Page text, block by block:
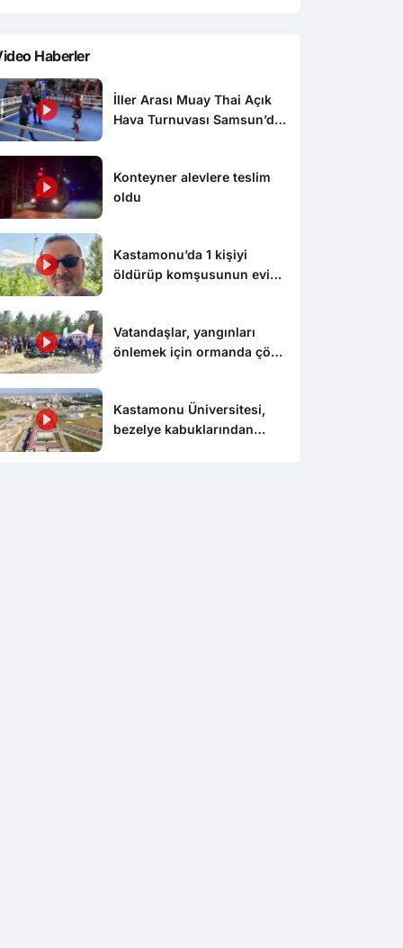
Haberler
İller Arası Muay Thai Açık
Hava Turnuvası Samsun’da
Konteyner alevlere teslim
oldu
Kastamonu’da 1 kişiyi
öldürüp komşusunun evini
Vatandaşlar, yangınları
önlemek için ormanda çöp
Kastamonu Üniversitesi,
bezelye kabuklarından